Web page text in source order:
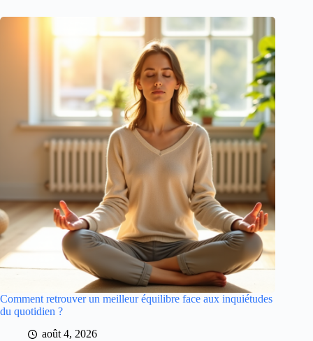
Comment retrouver un meilleur équilibre face aux inquiétudes
du quotidien ?
août 4, 2026